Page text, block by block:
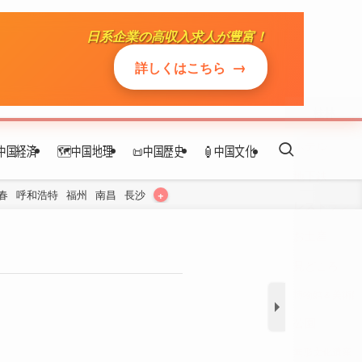
日系企業の高収入求人が豊富！
詳しくはこちら →
国経済 🗺️中国地理 📜中国歴史 🏮中国文化
呼和浩特 福州 南昌 長沙 +
地下鉄